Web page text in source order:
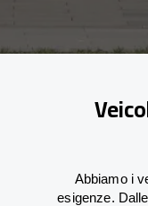
Abbiamo i
esigenze.